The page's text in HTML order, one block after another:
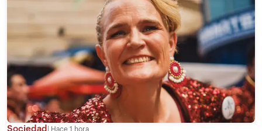
Sociedad Hace 1 hora